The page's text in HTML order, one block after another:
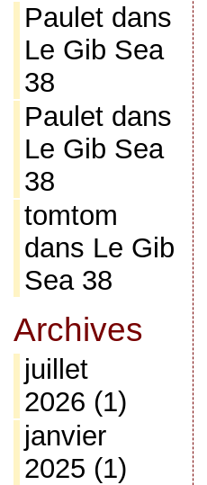
Pauletdans
Le Gib Sea
38
Pauletdans
Le Gib Sea
38
tomtom
dans Le Gib
Sea 38
Archives
juillet
2026 (1)
janvier
2025 (1)